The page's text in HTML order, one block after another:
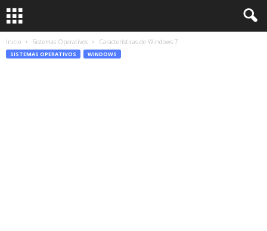
Inicio Sistemas Operativos Características de Windows 7
SISTEMAS OPERATIVOS WINDOWS